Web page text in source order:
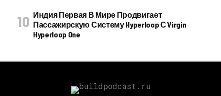
Индия Первая В Мире Продвигает
Пассажирскую Систему Hyperloop С Virgin
Hyperloop One